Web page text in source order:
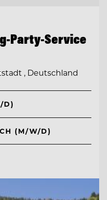
Party-Service
, Deutschland
D)
(M/W/D)